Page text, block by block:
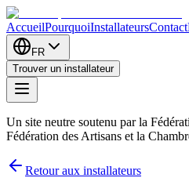
AccueilPourquoiInstallateursContact
FR
Trouver un installateur
Un site neutre soutenu par la
Fédération des Artisans et la
Retour aux installateurs